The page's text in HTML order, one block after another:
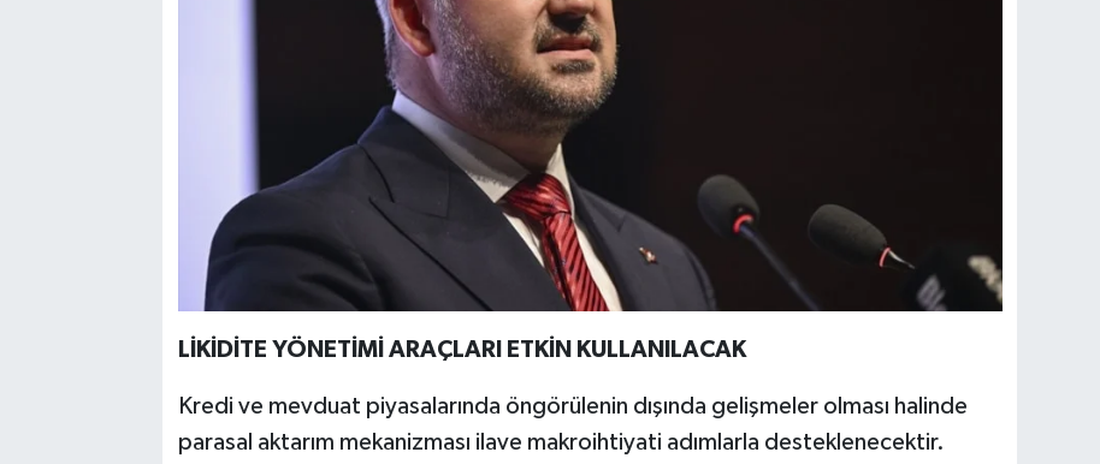
LİKİDİTE YÖNETİMİ ARAÇLARI ETKİN KULLANILACAK
Kredi ve mevduat piyasalarında öngörülenin dışında gelişmeler olması halinde
parasal aktarım mekanizması ilave makroihtiyati adımlarla desteklenecektir.